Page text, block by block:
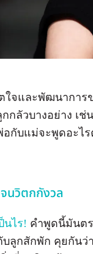
จและพัฒนาการ
กลัวบางอย่าง เ
อกับแม่จะพูดอะ
นวิตกกังวล
นไร! คำพูดนี้มันต
ลูกสักพัก คุยกันว่